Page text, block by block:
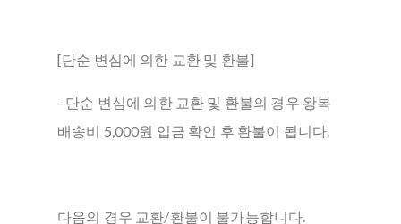
[단순 변심에 의한 교환 및 환불]
- 단순 변심에 의한 교환 및 환불의 경우 왕복
배송비 5,000원 입금 확인 후 환불이 됩니다.
다음의 경우 교환/환불이 불가능합니다.